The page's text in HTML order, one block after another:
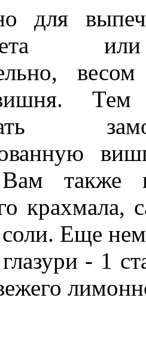
для
также
крахмала,
Еще
- 1